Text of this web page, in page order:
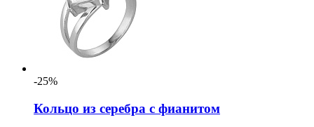
-25%
Кольцо из серебра с фианитом